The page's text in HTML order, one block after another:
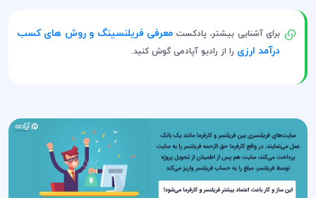
برای آشنایی بیشتر، پادکست معرفی فریلنسینگ و روش های کسب
درآمد ارزی را از رادیو آپادمی گوش کنید.